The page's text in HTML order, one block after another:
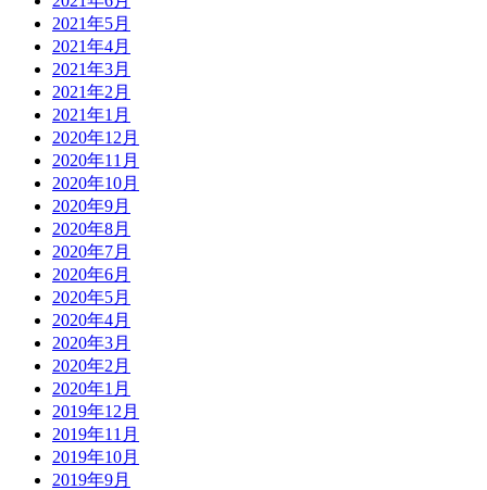
2021年5月
2021年4月
2021年3月
2021年2月
2021年1月
2020年12月
2020年11月
2020年10月
2020年9月
2020年8月
2020年7月
2020年6月
2020年5月
2020年4月
2020年3月
2020年2月
2020年1月
2019年12月
2019年11月
2019年10月
2019年9月